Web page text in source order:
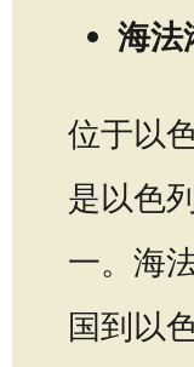
海法
位于以
是以色
一。海
国到以